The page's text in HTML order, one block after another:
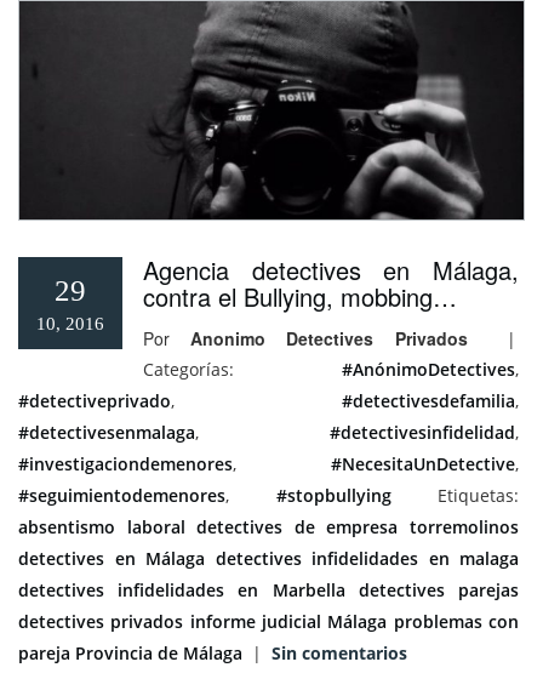
29
10, 2016
Agencia detectives en Málaga,
contra el Bullying, mobbing…
PorAnonimo Detectives Privados |
Categorías: #AnónimoDetectives,
#detectiveprivado, #detectivesdefamilia,
#detectivesenmalaga, #detectivesinfidelidad,
#investigaciondemenores, #NecesitaUnDetective,
#seguimientodemenores, #stopbullying
Etiquetas:
absentismo laboral detectives de empresa torremolinos
detectives en Málaga detectives infidelidades en malaga
detectives infidelidades en Marbella
detectives parejas
detectives privados informe judicial Málaga problemas con
pareja Provincia de Málaga | Sin comentarios